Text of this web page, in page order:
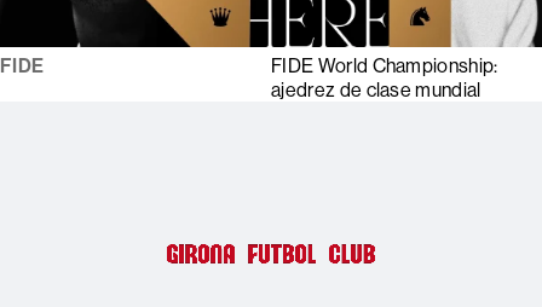
2 3 4 5
FIDE
FIDE World Championship:
ajedrez de clase mundial